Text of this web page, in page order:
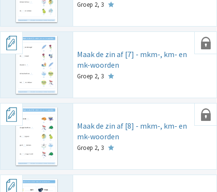
Groep 2, 3
Maak de zin af [7] - mkm-, km- en
mk-woorden
Groep 2, 3
Maak de zin af [8] - mkm-, km- en
mk-woorden
Groep 2, 3